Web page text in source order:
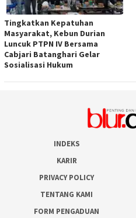
Tingkatkan Kepatuhan
Masyarakat, Kebun Durian
Luncuk PTPN IV Bersama
Cabjari Batanghari Gelar
Sosialisasi Hukum
INDEKS
KARIR
PRIVACY POLICY
TENTANG KAMI
FORM PENGADUAN